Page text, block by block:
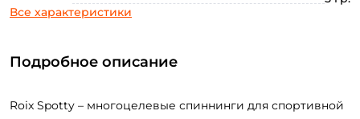
Все характеристики
Подробное описание
Roix Spotty – многоцелевые спиннинги для спортивной